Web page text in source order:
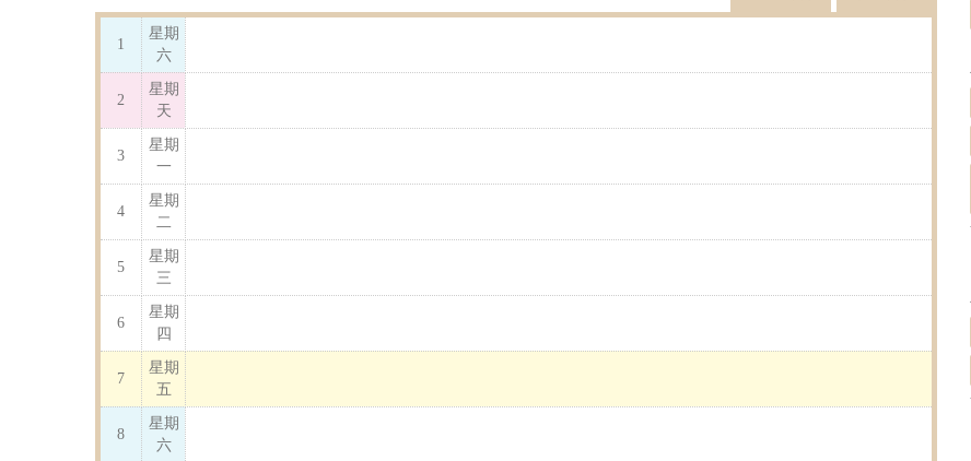
1
星期
六
2
星期
天
3
星期
一
4
星期
二
5
星期
三
6
星期
四
7
星期
五
8
星期
六